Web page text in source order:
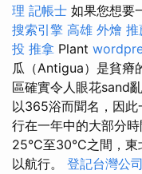
理 記帳士 如果您想要
搜索引擎 高雄 外燴 推
投 推拿 Plant
瓜（Antigua）是貧瘠
區確實令人眼花sand
以365浴而聞名，因
行在一年中的大部分
25°C至30°C之間，
以航行。 登記台灣公司